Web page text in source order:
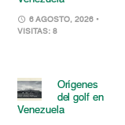
6 AGOSTO, 2026 •
VISITAS: 8
Orígenes
del golf en
Venezuela